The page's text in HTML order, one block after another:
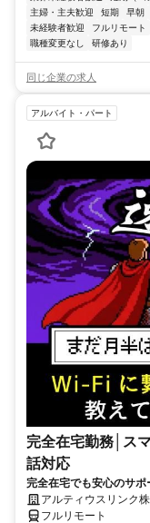
主婦・主夫歓迎
短期 早朝
未経験者歓迎
フルリモート
職種変更なし
研修あり
同じ企業の求人
アルバイト・パート
完全在宅勤務│ス
話対応
完全在宅でも安心のサ
アルティウスリンク
フルリモート